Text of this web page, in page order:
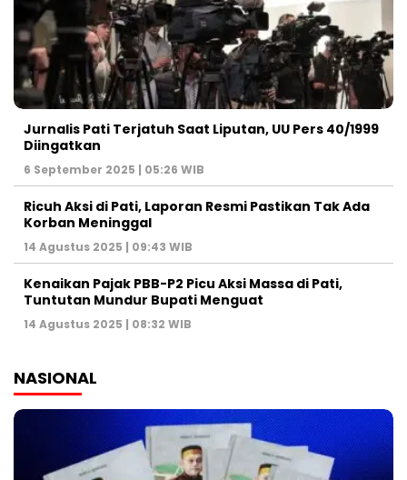
Jurnalis Pati Terjatuh Saat Liputan, UU Pers 40/1999
Diingatkan
6 September 2025 | 05:26 WIB
Ricuh Aksi di Pati, Laporan Resmi Pastikan Tak Ada
Korban Meninggal
14 Agustus 2025 | 09:43 WIB
Kenaikan Pajak PBB-P2 Picu Aksi Massa di Pati,
Tuntutan Mundur Bupati Menguat
14 Agustus 2025 | 08:32 WIB
NASIONAL